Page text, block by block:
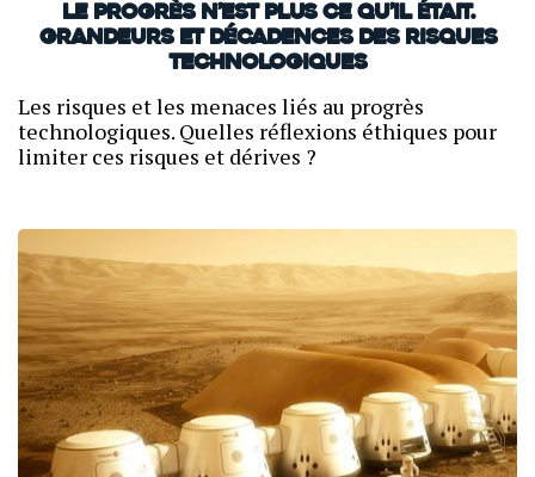
Le progrès n’est plus ce qu’il était.
Grandeurs et décadences des risques
technologiques
Les risques et les menaces liés au progrès
technologiques. Quelles réflexions éthiques pour
limiter ces risques et dérives ?